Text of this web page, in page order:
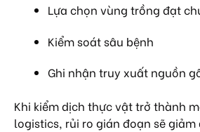
Lựa chọn vùng trồng đạt
Kiểm soát sâu bệnh
Ghi nhận truy xuất nguồn
Khi kiểm dịch thực vật trở thành
logistics, rủi ro gián đoạn sẽ giảm